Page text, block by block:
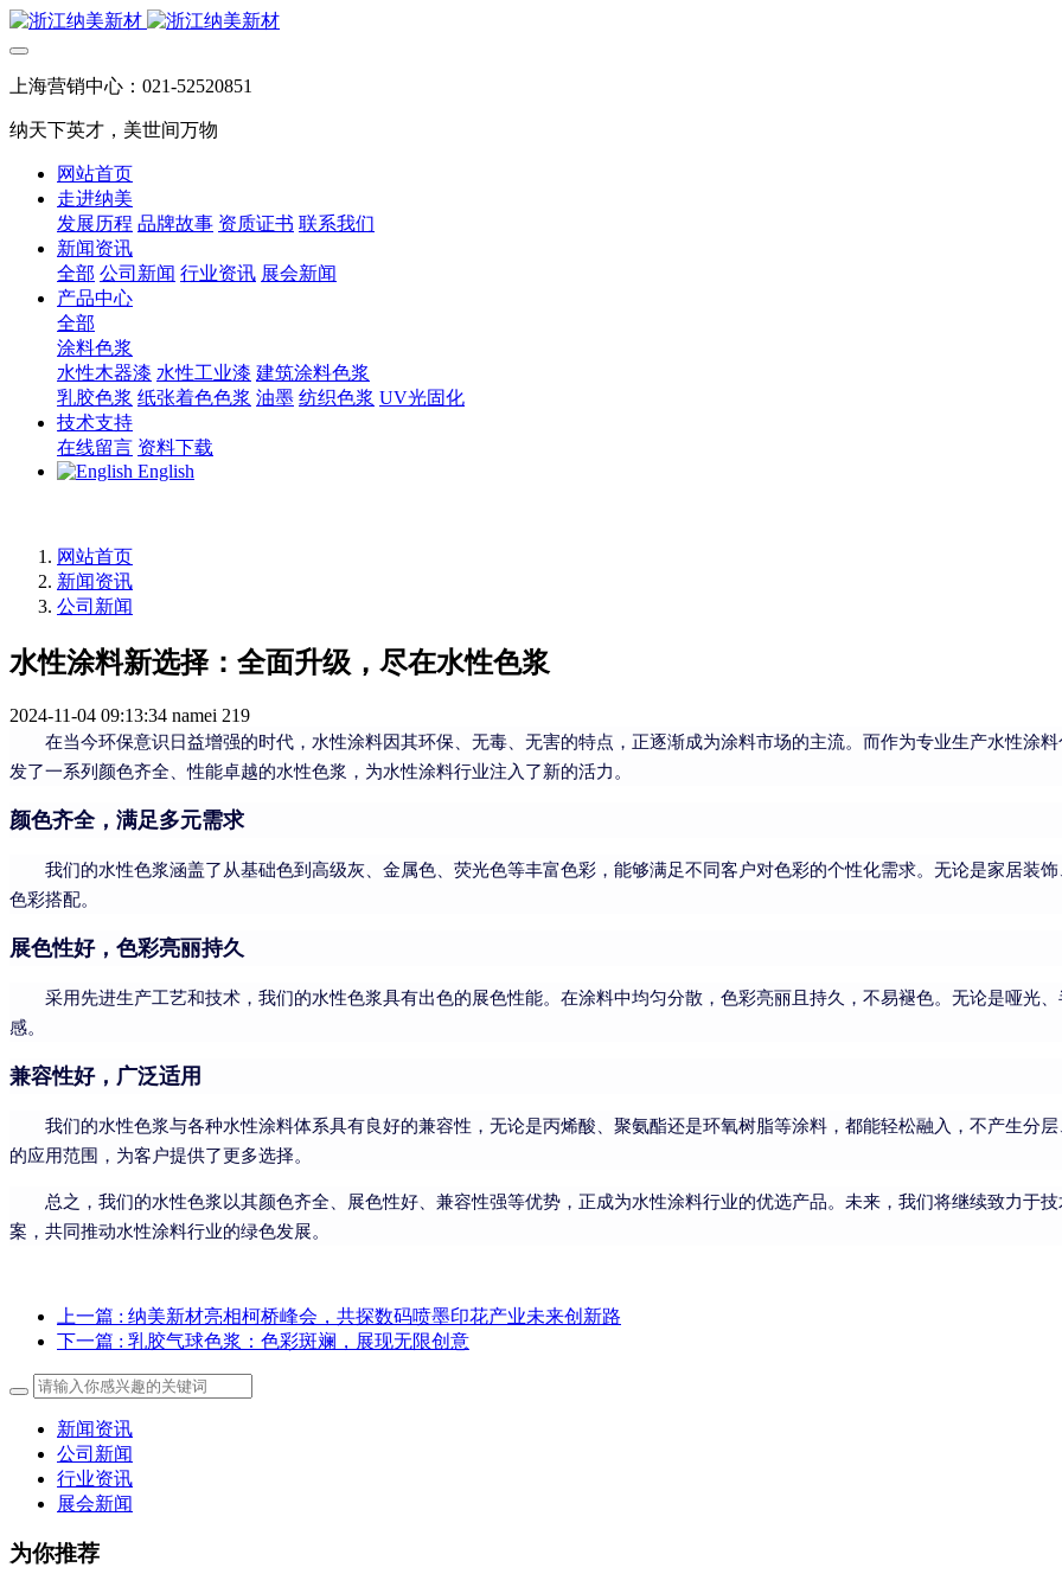
上海营销中心：021-52520851
纳天下英才，美世间万物
网站首页
走进纳美
发展历程 品牌故事 资质证书 联系我们
新闻资讯
全部 公司新闻 行业资讯 展会新闻
产品中心
全部
涂料色浆
水性木器漆 水性工业漆 建筑涂料色浆
乳胶色浆 纸张着色色浆 油墨 纺织色浆 UV光固化
技术支持
在线留言 资料下载
English
网站首页
新闻资讯
公司新闻
水性涂料新选择：全面升级，尽在水性色浆
2024-11-04 09:13:34 namei 219
在当今环保意识日益增强的时代，水性涂料因其环保、无毒、无害的特点，正逐渐成为涂料市场的主流。而作为专业生产水性涂
发了一系列颜色齐全、性能卓越的水性色浆，为水性涂料行业注入了新的活力。
颜色齐全，满足多元需求
我们的水性色浆涵盖了从基础色到高级灰、金属色、荧光色等丰富色彩，能够满足不同客户对色彩的个性化需求。无论是家居装
色彩搭配。
展色性好，色彩亮丽持久
采用先进生产工艺和技术，我们的水性色浆具有出色的展色性能。在涂料中均匀分散，色彩亮丽且持久，不易褪色。无论是哑光
感。
兼容性好，广泛适用
我们的水性色浆与各种水性涂料体系具有良好的兼容性，无论是丙烯酸、聚氨酯还是环氧树脂等涂料，都能轻松融入，不产生分
的应用范围，为客户提供了更多选择。
总之，我们的水性色浆以其颜色齐全、展色性好、兼容性强等优势，正成为水性涂料行业的优选产品。未来，我们将继续致力于
案，共同推动水性涂料行业的绿色发展。
上一篇 : 纳美新材亮相柯桥峰会，共探数码喷墨印花产业未来创新路
下一篇 : 乳胶气球色浆：色彩斑斓，展现无限创意
新闻资讯
公司新闻
行业资讯
展会新闻
为你推荐